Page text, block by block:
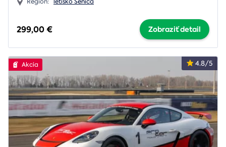
299,00 € Zobraziť detail
4.8/5
Akcia